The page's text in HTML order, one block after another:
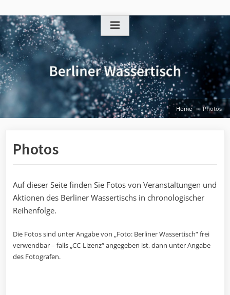
to
content
Home Photos
Photos
Auf dieser Seite finden Sie Fotos von Veranstaltungen und
Aktionen des Berliner Wassertischs in chronologischer
Reihenfolge.
Die Fotos sind unter Angabe von „Foto: Berliner Wassertisch“ frei
verwendbar – falls „CC-Lizenz“ angegeben ist, dann unter Angabe
des Fotografen.